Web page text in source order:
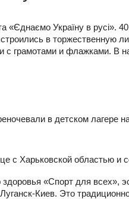
Україну в русі».
в торжественную
с грамотами и флажками. В
в детском лагере
с Харьковской областью и
«Спорт для всех»,
Киев. Это